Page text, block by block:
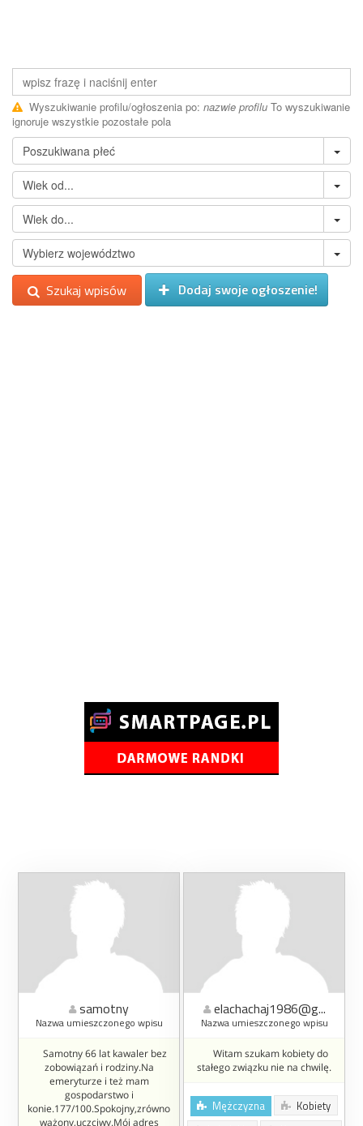
Wyszukiwanie profilu/ogłoszenia po: nazwie profilu To wyszukiwanie
ignoruje wszystkie pozostałe pola
Szukaj wpisów Dodaj swoje ogłoszenie!
samotny
Nazwa umieszczonego wpisu
Samotny 66 lat kawaler bez
zobowiązań i rodziny.Na
emeryturze i też mam
gospodarstwo i
konie.177/100.Spokojny,zrówno
ważony,uczciwy.Mój adres
elachachaj1986@g...
Nazwa umieszczonego wpisu
Witam szukam kobiety do
stałego związku nie na chwilę.
Mężczyzna
Kobiety